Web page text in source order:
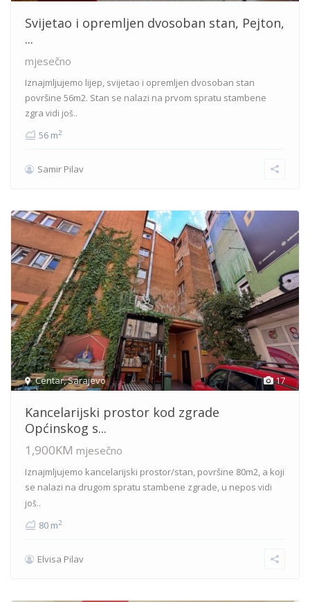
Svijetao i opremljen dvosoban stan, Pejton,
...
mjesečno
Iznajmljujemo lijep, svijetao i opremljen dvosoban stan
površine 56m2. Stan se nalazi na prvom spratu stambene
zgra vidi još..
56 m2
Samir Pilav
17
Centar,Sarajevo
Kancelarijski prostor kod zgrade
Općinskog s...
1,900KM mjesečno
Iznajmljujemo kancelarijski prostor/stan, površine 80m2, a koji
se nalazi na drugom spratu stambene zgrade, u nepos vidi
još..
80 m2
Elvisa Pilav